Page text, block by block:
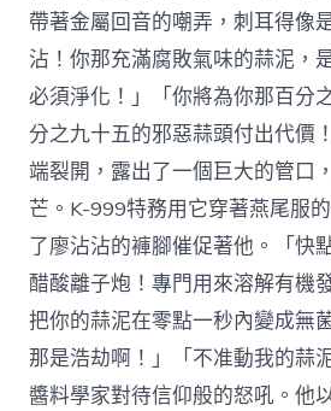
帶著金屬回音的嘲弄，刺耳得像
沾！你那充滿腐敗氣味的蒜泥，
必須淨化！」「你將為你那百分
分之九十五的邪惡蒜頭付出代價
端裂開，露出了一個巨大的管口
芒。K-999特務用它穿著燕尾服
了廖沾沾的褲腳催促著他。「快
醋酸離子炮！專門用來溶解有機
把你的蒜泥在零點一秒內變成無
那是浩劫啊！」「不准動我的蒜
醬料學家對待信仰般的怒吼。他